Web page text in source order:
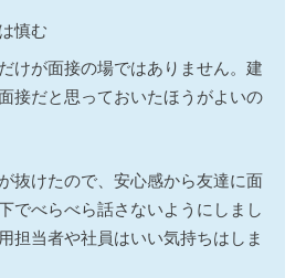
慎む
けが面接の場ではありません。建
接だと思っておいたほうがよいの
抜けたので、安心感から友達に面
でべらべら話さないようにしまし
担当者や社員はいい気持ちはしま